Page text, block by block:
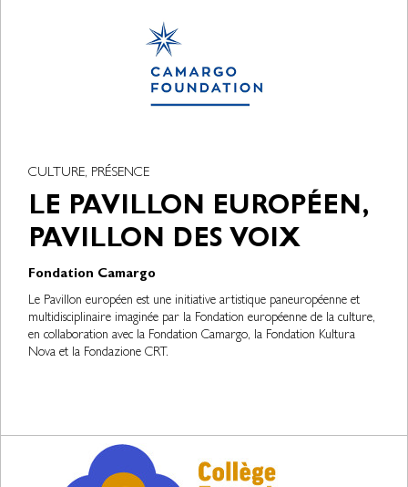
CULTURE, PRÉSENCE
LE PAVILLON EUROPÉEN,
PAVILLON DES VOIX
Fondation Camargo
Le Pavillon européen est une initiative artistique paneuropéenne et
multidisciplinaire imaginée par la Fondation européenne de la culture,
en collaboration avec la Fondation Camargo, la Fondation Kultura
Nova et la Fondazione CRT.